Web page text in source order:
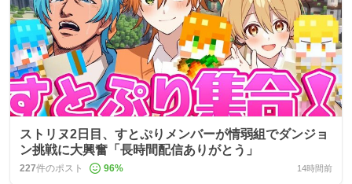
ストリヌ2日目、すとぷりメンバーが情弱組でダンジョ
ン挑戦に大興奮「長時間配信ありがとう」
227件のポスト 96% 14時間前